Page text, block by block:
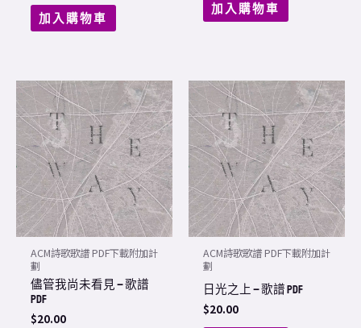
加入購物車
加入購物車
ACM詩歌歌譜 PDF下載附加計
劃
儘管我尚未看見 – 歌譜
PDF
$20.00
ACM詩歌歌譜 PDF下載附加計
劃
日光之上 – 歌譜 PDF
$20.00